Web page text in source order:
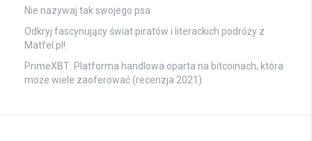
Nie nazywaj tak swojego psa
Odkryj fascynujący świat piratów i literackich podróży z
Matfel.pl!
PrimeXBT: Platforma handlowa oparta na bitcoinach, która
może wiele zaoferować (recenzja 2021)